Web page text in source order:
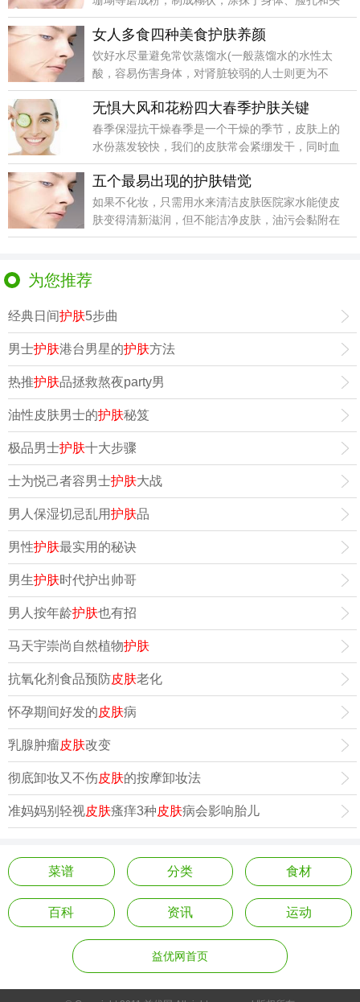
发，用以
女人多食四种美食护肤养颜
饮好水尽量避免常饮蒸馏水(一般蒸馏水的水性太
酸，容易伤害身体，对肾脏较弱的人士则更为不
利)，可选择优
无惧大风和花粉四大春季护肤关键
春季保湿抗干燥春季是一个干燥的季节，皮肤上的
水份蒸发较快，我们的皮肤常会紧绷发干，同时血
液循环较为缓
五个最易出现的护肤错觉
如果不化妆，只需用水来清洁皮肤医院家水能使皮
肤变得清新滋润，但不能洁净皮肤，油污会黏附在
洗脸的毛巾上
为您推荐
经典日间护肤5步曲
男士护肤港台男星的护肤方法
热推护肤品拯救熬夜party男
油性皮肤男士的护肤秘笈
极品男士护肤十大步骤
士为悦己者容男士护肤大战
男人保湿切忌乱用护肤品
男性护肤最实用的秘诀
男生护肤时代护出帅哥
男人按年龄护肤也有招
马天宇崇尚自然植物护肤
抗氧化剂食品预防皮肤老化
怀孕期间好发的皮肤病
乳腺肿瘤皮肤改变
彻底卸妆又不伤皮肤的按摩卸妆法
准妈妈别轻视皮肤瘙痒3种皮肤病会影响胎儿
菜谱 分类 食材
百科 资讯 运动
益优网首页